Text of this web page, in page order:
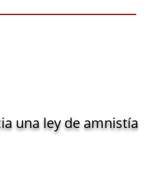
una ley de amnistía